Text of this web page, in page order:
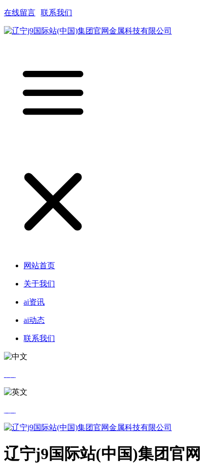
在线留言 联系我们
网站首页
关于我们
ai资讯
ai动态
联系我们
辽宁j9国际站(中国)集团官网